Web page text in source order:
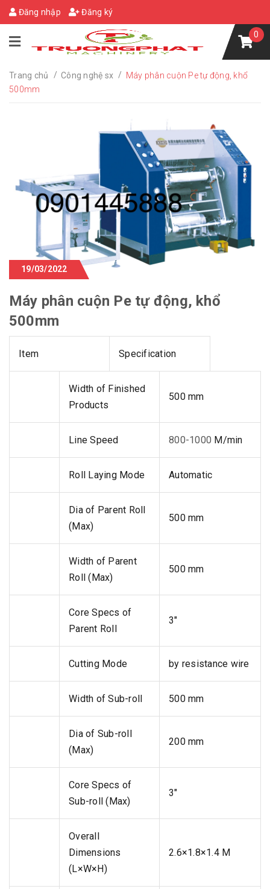
Đăng nhập Đăng ký
0
Trang chủ / Công nghệ sx / Máy phân cuộn Pe tự động, khổ
500mm
19/03/2022
Máy phân cuộn Pe tự động, khổ
500mm
Item Specification
Width of Finished
Products
500 mm
Line Speed 800-1000 M/min
Roll Laying Mode Automatic
Dia of Parent Roll
(Max)
500 mm
Width of Parent
Roll (Max)
500 mm
Core Specs of
Parent Roll
3"
Cutting Mode by resistance wire
Width of Sub-roll 500 mm
Dia of Sub-roll
(Max)
200 mm
Core Specs of
Sub-roll (Max)
3"
Overall
Dimensions
(L×W×H)
2.6×1.8×1.4 M